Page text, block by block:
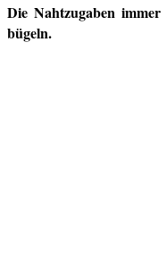
Die Nahtzugaben
bügeln.